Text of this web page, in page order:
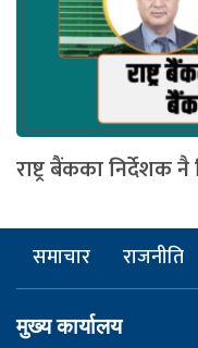
राष्ट्र बैंकका निर्देशक
समाचार राजनीति
मुख्य कार्यालय